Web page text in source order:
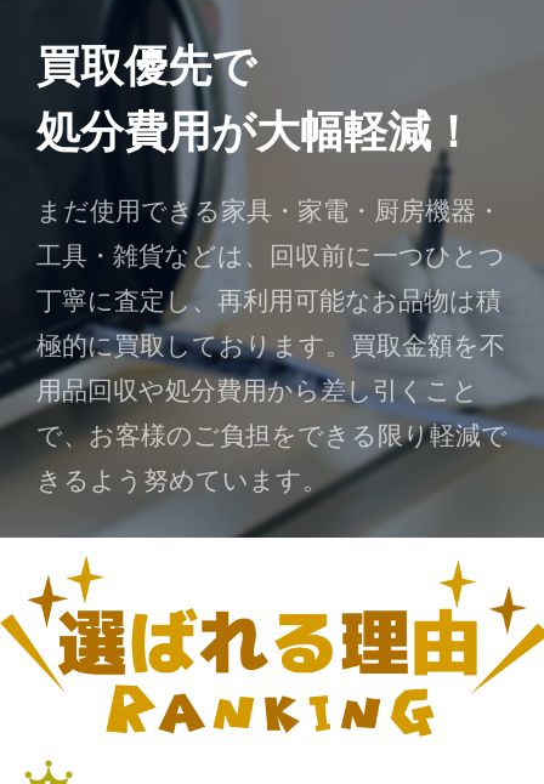
買取優先で
処分費用が大幅軽減！
まだ使用できる家具・家電・厨房機器・
工具・雑貨などは、回収前に一つひとつ
丁寧に査定し、再利用可能なお品物は積
極的に買取しております。買取金額を不
用品回収や処分費用から差し引くこと
で、お客様のご負担をできる限り軽減で
きるよう努めています。